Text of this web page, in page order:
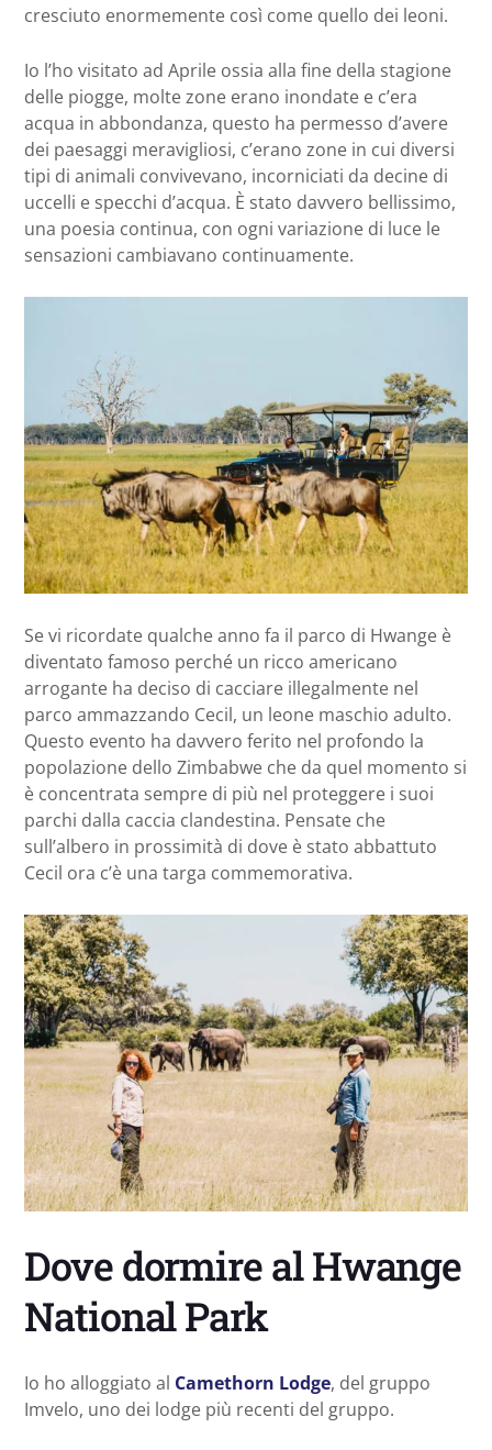
cresciuto enormemente così come quello dei leoni.
Io l’ho visitato ad Aprile ossia alla fine della stagione
delle piogge, molte zone erano inondate e c’era
acqua in abbondanza, questo ha permesso d’avere
dei paesaggi meravigliosi, c’erano zone in cui diversi
tipi di animali convivevano, incorniciati da decine di
uccelli e specchi d’acqua. È stato davvero bellissimo,
una poesia continua, con ogni variazione di luce le
sensazioni cambiavano continuamente.
Se vi ricordate qualche anno fa il parco di Hwange è
diventato famoso perché un ricco americano
arrogante ha deciso di cacciare illegalmente nel
parco ammazzando Cecil, un leone maschio adulto.
Questo evento ha davvero ferito nel profondo la
popolazione dello Zimbabwe che da quel momento si
è concentrata sempre di più nel proteggere i suoi
parchi dalla caccia clandestina. Pensate che
sull’albero in prossimità di dove è stato abbattuto
Cecil ora c’è una targa commemorativa.
Dove dormire al Hwange
National Park
Io ho alloggiato al Camethorn Lodge, del gruppo
Imvelo, uno dei lodge più recenti del gruppo.